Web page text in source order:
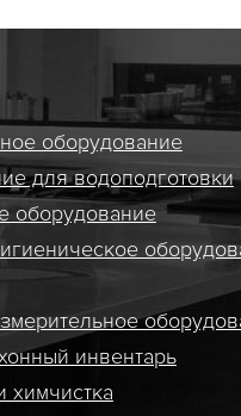
оборудование
для водоподготовки
оборудование
инвентарь
химчистка